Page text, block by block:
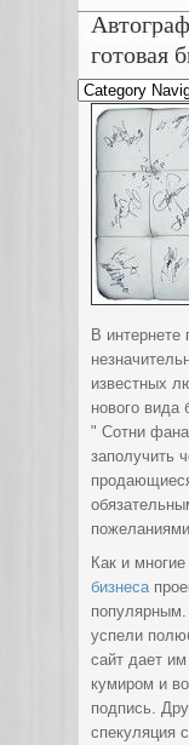
Новости
готовая
В
известных
нового вида
" Сотни
заполучить
Как и
бизнеса
популярным.
успели
сайт дает
кумиром и
подпись.
спекуляция